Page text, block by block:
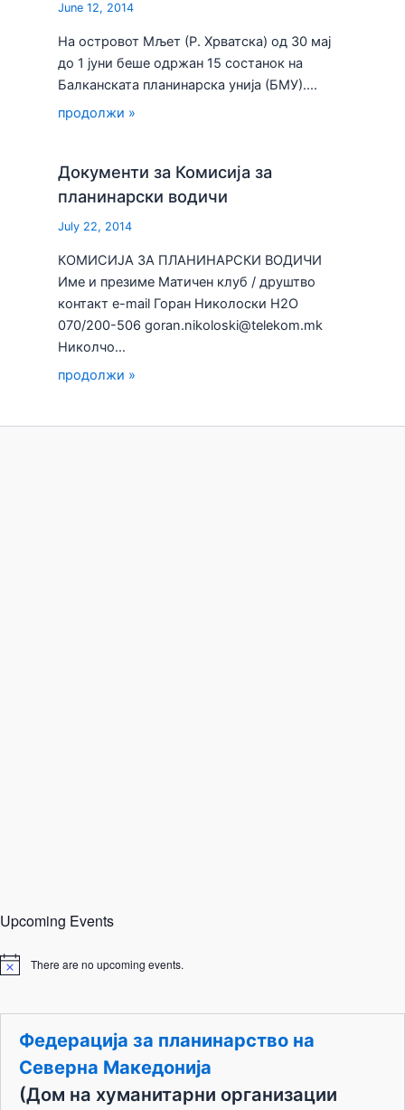
June 12, 2014
На островот Мљет (Р. Хрватска) од 30 мај
до 1 јуни беше одржан 15 состанок на
Балканската планинарска унија (БМУ).…
продолжи »
Документи за Комисија за
планинарски водичи
July 22, 2014
КОМИСИЈА ЗА ПЛАНИНАРСКИ ВОДИЧИ
Име и презиме Матичен клуб / друштво
контакт e-mail Горан Николоски H2О
070/200-506 goran.nikoloski@telekom.mk
Николчо…
продолжи »
Upcoming Events
N
i
There are no upcoming events.
Федерација за планинарство на
Северна Македонија
(Дом на хуманитарни организации